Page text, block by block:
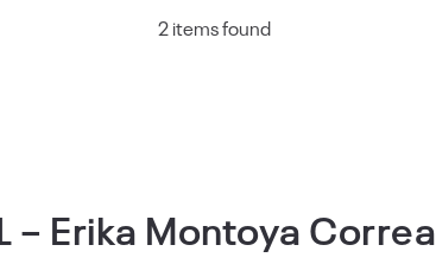
2 items found
– Erika Montoya Correa